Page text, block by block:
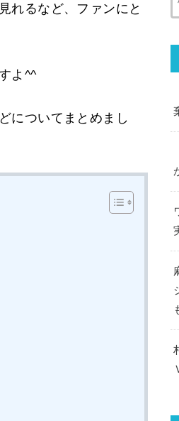
れるなど、ファンにと
よ^^
についてまとめまし